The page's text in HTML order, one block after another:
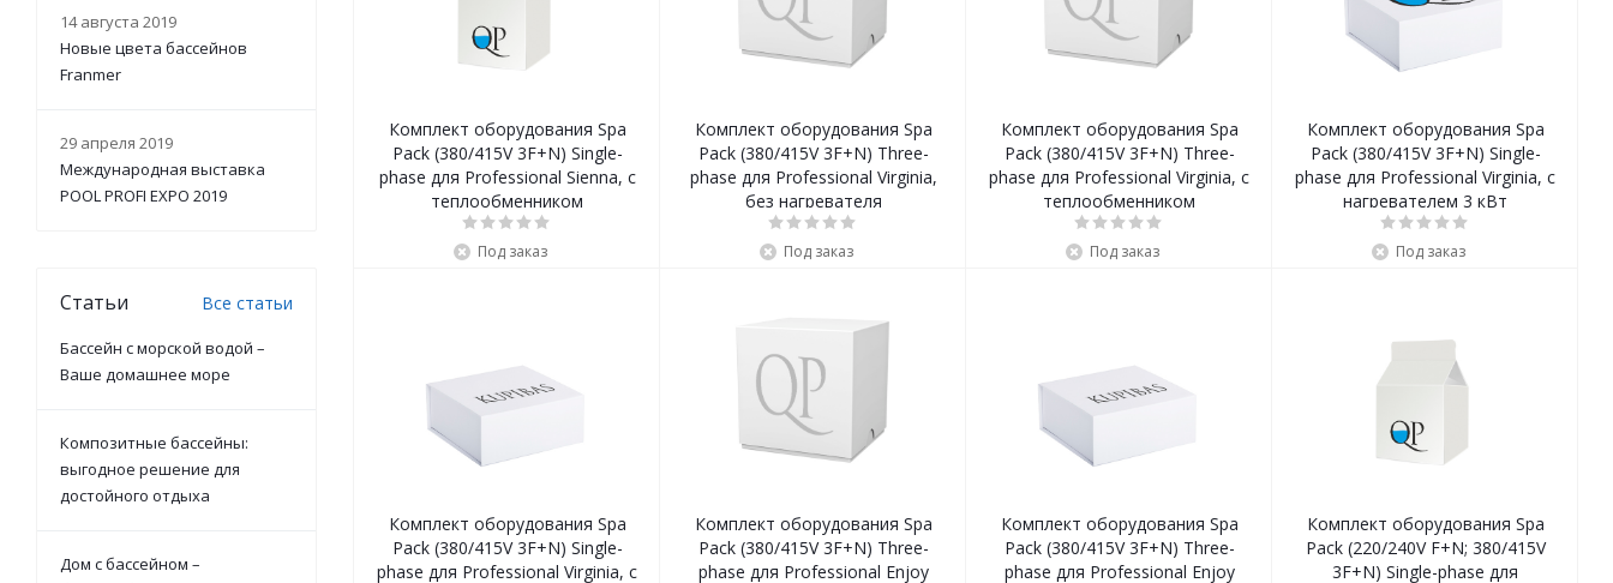
Комплект оборудования Spa
Pack (380/415V 3F+N) Single-
phase для Professional Sienna, с
теплообменником
Под заказ
Комплект оборудования Spa
Pack (380/415V 3F+N) Three-
phase для Professional Virginia,
без нагревателя
Под заказ
Комплект оборудования Spa
Pack (380/415V 3F+N) Three-
phase для Professional Virginia, с
теплообменником
Под заказ
Комплект оборудования Spa
Pack (380/415V 3F+N) Single-
phase для Professional Virginia, с
нагревателем 3 кВт
Под заказ
Комплект оборудования Spa
Pack (380/415V 3F+N) Single-
phase для Professional Virginia, с
Комплект оборудования Spa
Pack (380/415V 3F+N) Three-
phase для Professional Enjoy
Комплект оборудования Spa
Pack (380/415V 3F+N) Three-
phase для Professional Enjoy
Комплект оборудования Spa
Pack (220/240V F+N; 380/415V
3F+N) Single-phase для
14 августа 2019
Новые цвета бассейнов
Franmer
29 апреля 2019
Международная выставка
POOL PROFI EXPO 2019
Статьи Все статьи
Бассейн с морской водой –
Ваше домашнее море
Композитные бассейны:
выгодное решение для
достойного отдыха
Дом с бассейном –